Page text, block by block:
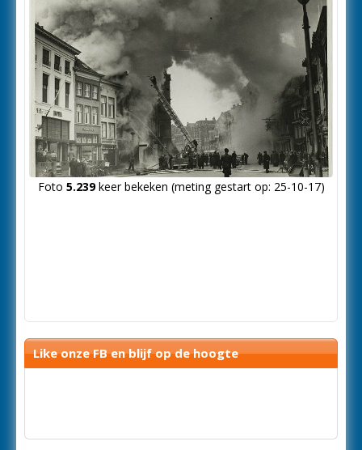
Foto 5.239keer bekeken (meting gestart op: 25-10-17)
Like onze FB en blijf op de hoogte